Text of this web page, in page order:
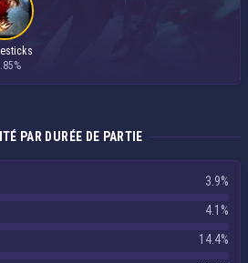
PAR DURÉE DE PARTIE
3.9%
4.1%
14.4%